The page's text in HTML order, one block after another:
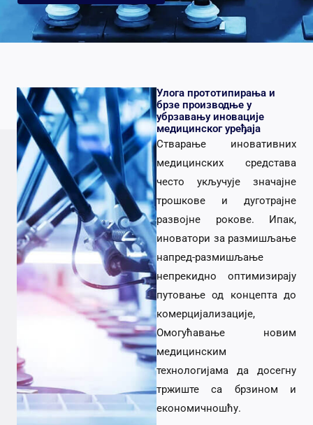
Улога прототипирања и
брзе производње у
убрзавању иновације
медицинског уређаја
Стварање иновативних
медицинских средстава
често укључује значајне
трошкове и дуготрајне
развојне рокове. Ипак,
иноватори за размишљање
напред-размишљање
непрекидно оптимизирају
путовање од концепта до
комерцијализације,
Омогућавање новим
медицинским
технологијама да досегну
тржиште са брзином и
економичношћу.